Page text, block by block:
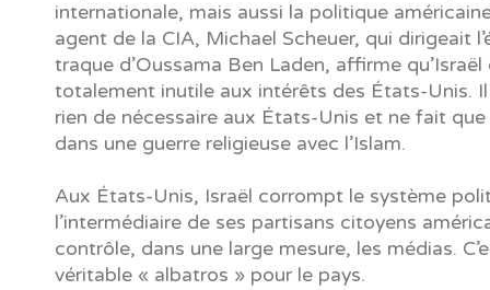
internationale, mais aussi la politique
agent de la CIA, Michael Scheuer, qui dirigeait
traque d’Oussama Ben Laden, affirme qu’Israël
totalement inutile aux intérêts des États-Unis.
rien de nécessaire aux États-Unis et ne fait
dans une guerre religieuse avec l’Islam.
Aux États-Unis, Israël corrompt le système
l’intermédiaire de ses partisans citoyens
contrôle, dans une large mesure, les médias.
véritable « albatros » pour le pays.